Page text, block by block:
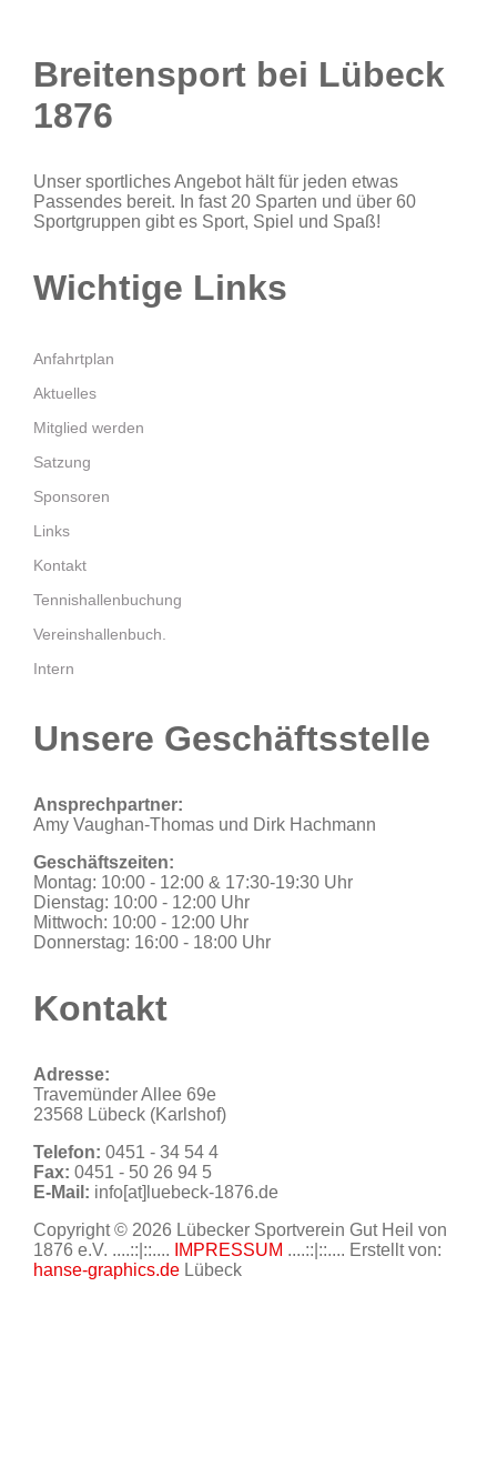
Breitensport bei Lübeck
1876
Unser sportliches Angebot hält für jeden etwas
Passendes bereit. In fast 20 Sparten und über 60
Sportgruppen gibt es Sport, Spiel und Spaß!
Wichtige Links
Anfahrtplan
Aktuelles
Mitglied werden
Satzung
Sponsoren
Links
Kontakt
Tennishallenbuchung
Vereinshallenbuch.
Intern
Unsere Geschäftsstelle
Ansprechpartner:
Amy Vaughan-Thomas und Dirk Hachmann
Geschäftszeiten:
Montag: 10:00 - 12:00 & 17:30-19:30 Uhr
Dienstag: 10:00 - 12:00 Uhr
Mittwoch: 10:00 - 12:00 Uhr
Donnerstag: 16:00 - 18:00 Uhr
Kontakt
Adresse:
Travemünder Allee 69e
23568 Lübeck (Karlshof)
Telefon: 0451 - 34 54 4
Fax: 0451 - 50 26 94 5
E-Mail: info[at]luebeck-1876.de
Copyright © 2026 Lübecker Sportverein Gut Heil von
1876 e.V. ....::|::....
IMPRESSUM ....::|::.... Erstellt von:
hanse-graphics.de Lübeck